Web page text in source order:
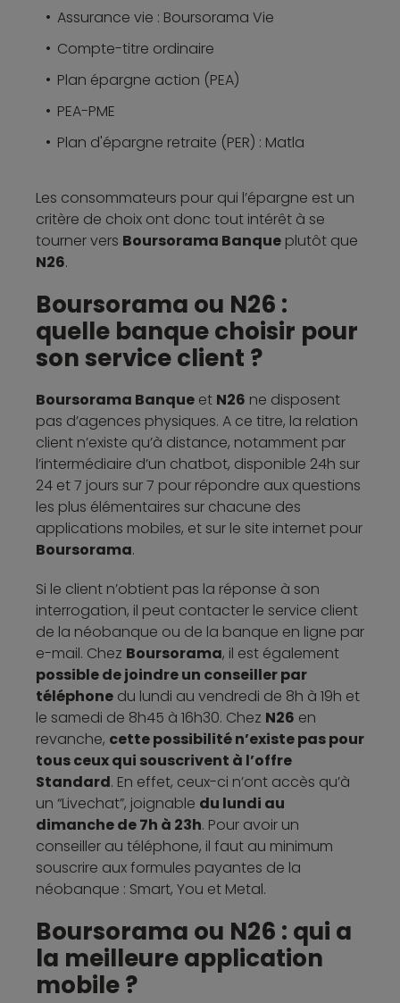
Assurance vie : Boursorama Vie
Compte-titre ordinaire
Plan épargne action (PEA)
PEA-PME
Plan d'épargne retraite (PER) : Matla
Les consommateurs pour qui l’épargne est un
critère de choix ont donc tout intérêt à se
tourner vers Boursorama Banque plutôt que
N26.
Boursorama ou N26 :
quelle banque choisir pour
son service client ?
Boursorama Banque et N26 ne disposent
pas d’agences physiques. A ce titre, la relation
client n’existe qu’à distance, notamment par
l’intermédiaire d’un chatbot, disponible 24h sur
24 et 7 jours sur 7 pour répondre aux questions
les plus élémentaires sur chacune des
applications mobiles, et sur le site internet pour
Boursorama.
Si le client n’obtient pas la réponse à son
interrogation, il peut contacter le service client
de la néobanque ou de la banque en ligne par
e-mail. Chez Boursorama, il est également
possible de joindre un conseiller par
téléphone du lundi au vendredi de 8h à 19h et
le samedi de 8h45 à 16h30. Chez N26 en
revanche, cette possibilité n’existe pas pour
tous ceux qui souscrivent à l’offre
Standard. En effet, ceux-ci n’ont accès qu’à
un “Livechat”, joignable du lundi au
dimanche de 7h à 23h. Pour avoir un
conseiller au téléphone, il faut au minimum
souscrire aux formules payantes de la
néobanque : Smart, You et Metal.
Boursorama ou N26 : qui a
la meilleure application
mobile ?